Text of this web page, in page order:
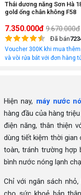
Thái dương năng Sơn Hà
gold ống chân không F58
7.350.000đ 9.670.000đ
Đã bán
Voucher 300K khi mua
và vòi rửa bát với đơn hàng
Hiện nay, máy nước
hàng đầu của hàng
điện năng, thân thiện
dùng tiết kiệm thời
toàn, tránh trường hợp
bình nước nóng lạnh
Chỉ với ngân sách